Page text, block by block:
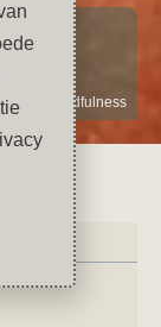
mindfulness